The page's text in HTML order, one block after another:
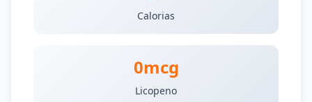
Calorias
0mcg
Licopeno